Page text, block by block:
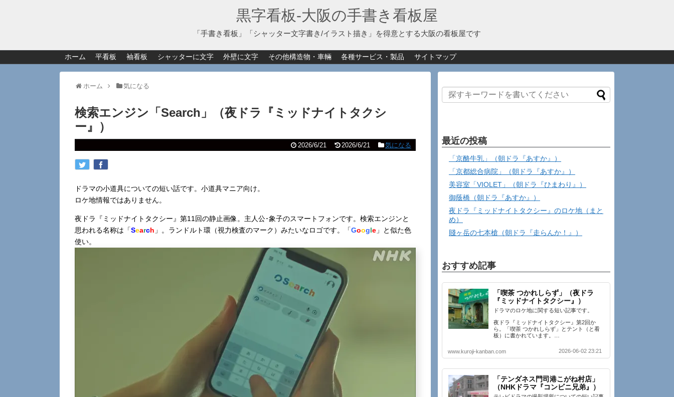
黒字看板‐大阪の手書き看板屋
「手書き看板」「シャッター文字書き/イラスト描き」を得意とする大阪の看板屋です
ホーム 平看板 袖看板 シャッターに文字 外壁に文字 その他構造物・車輛 各種サービス・製品 サイトマップ
ホーム 気になる
検索エンジン「Search」（夜ドラ『ミッドナイトタクシ
ー』）
2026/6/21 2026/6/21 気になる
ドラマの小道具についての短い話です。小道具マニア向け。
ロケ地情報ではありません。
夜ドラ『ミッドナイトタクシー』第11回の静止画像。主人公･象子のスマートフォンです。検索エンジンと
思われる名称は「Search 」。ランドルト環（視力検査のマーク）みたいなロゴです。「Google 」と似た色
使い。
最近の投稿
「京酪牛乳」（朝ドラ『あすか』）
「京都総合病院」（朝ドラ『あすか』）
美容室「VIOLET」（朝ドラ『ひまわり』）
御蔭橋（朝ドラ『あすか』）
夜ドラ『ミッドナイトタクシー』のロケ地（まと
め）
賤ヶ岳の七本槍（朝ドラ『走らんか！』）
おすすめ記事
「喫茶 つかれしらず」（夜ドラ
『ミッドナイトタクシー』）
ドラマのロケ地に関する短い記事です。
夜ドラ『ミッドナイトタクシー』第2回か
ら。「喫茶 つかれしらず」とテント（と看
板）に書かれています。…
www.kuroji-kanban.com 2026-06-02 23:21
「テンダネス門司港こがね村店」
（NHKドラマ『コンビニ兄弟』）